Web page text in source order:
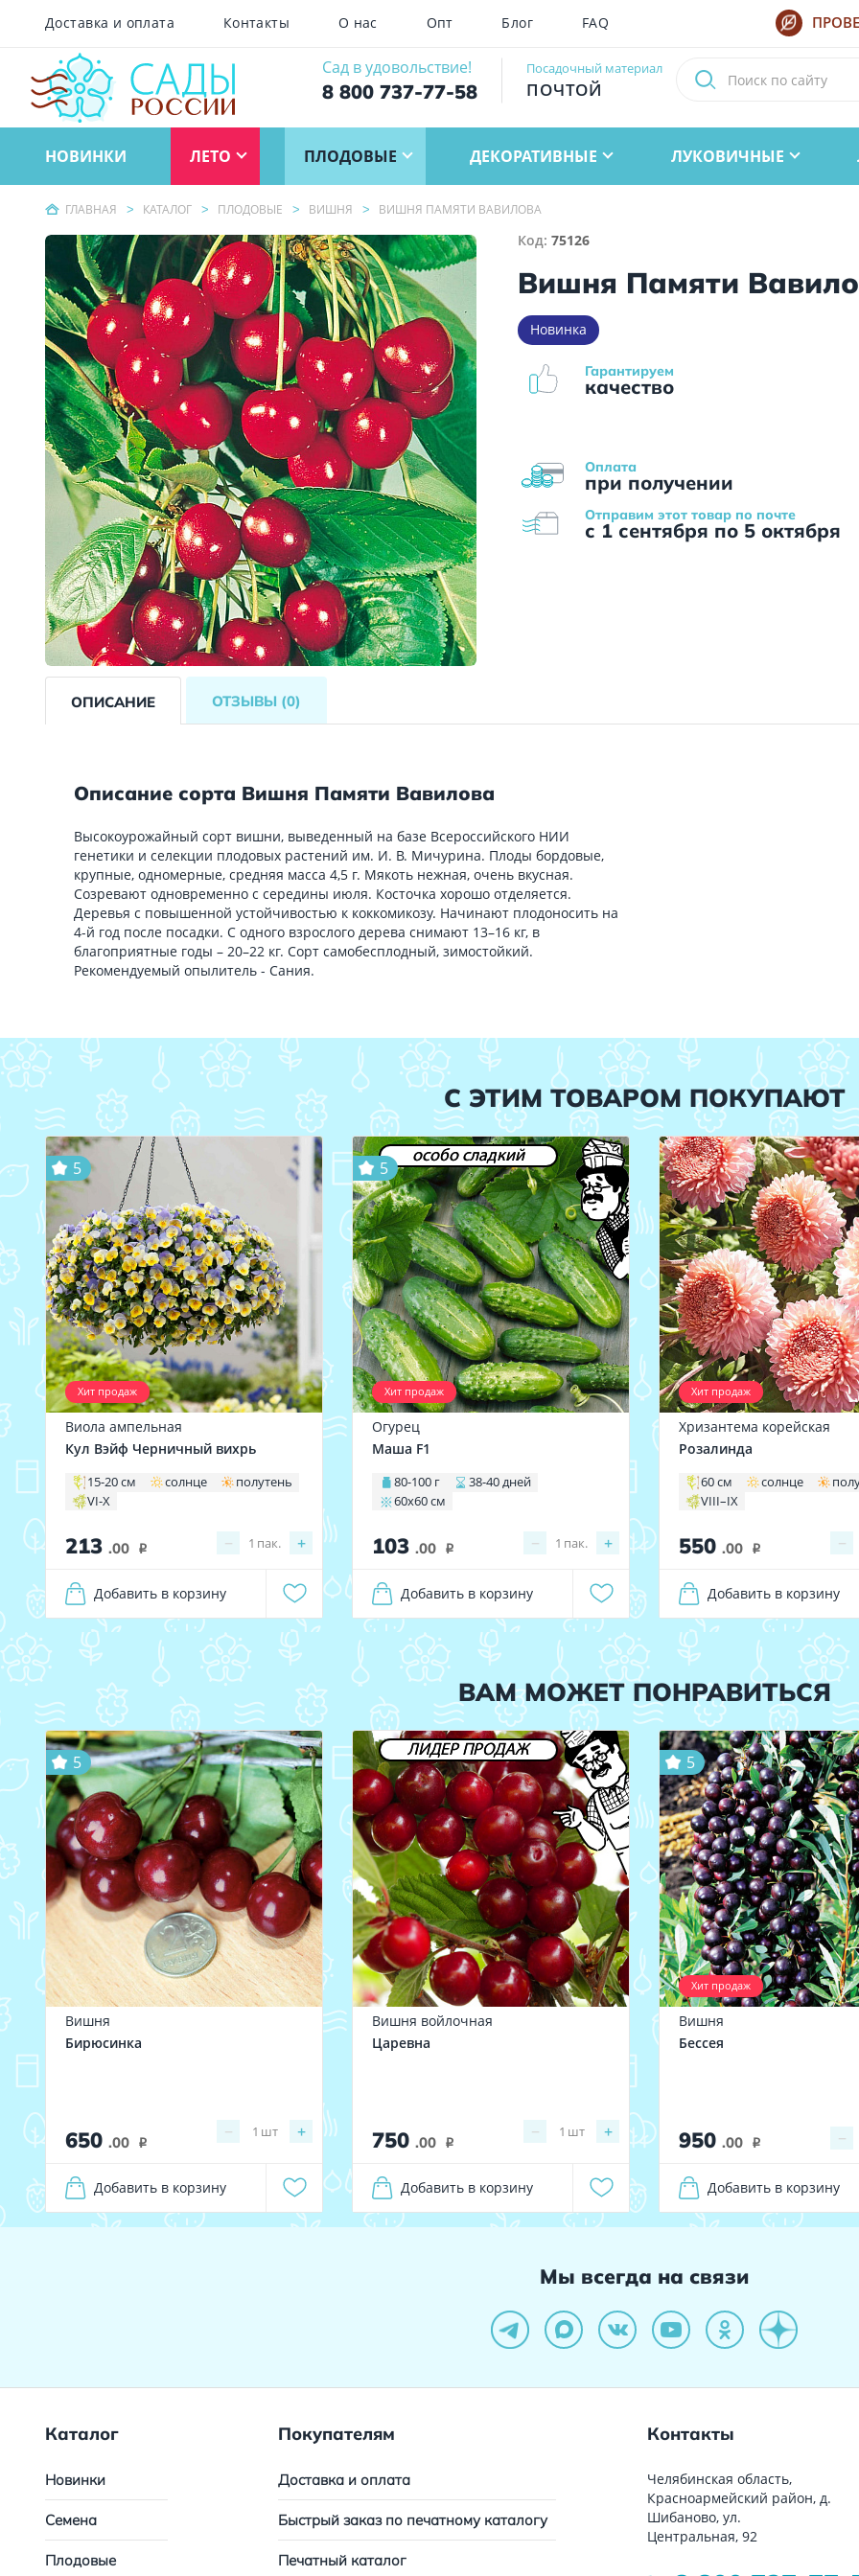
Доставка и оплата Контакты О нас Опт Блог FAQ
Сад в удовольствие!
8 800 737-77-58
Посадочный материал
ПОЧТОЙ
НОВИНКИ ЛЕТО ПЛОДОВЫЕ ДЕКОРАТИВНЫЕ ЛУКОВИЧНЫЕ
ГЛАВНАЯ КАТАЛОГ ПЛОДОВЫЕ ВИШНЯ ВИШНЯ ПАМЯТИ ВАВИЛОВА
Код:75126
Вишня Памяти
Новинка
Оплата
при получении
Гарантируем
качество
Отправим этот товар по почте
с 1 сентября по 5 октября
ОПИСАНИЕ ОТЗЫВЫ (0)
Описание сорта Вишня Памяти Вавилова
Высокоурожайный сорт вишни, выведенный на базе Всероссийского НИИ
генетики и селекции плодовых растений им. И. В. Мичурина. Плоды бордовые,
крупные, одномерные, средняя масса 4,5 г. Мякоть нежная, очень вкусная.
Созревают одновременно с середины июля. Косточка хорошо отделяется.
Деревья с повышенной устойчивостью к коккомикозу. Начинают плодоносить на
4-й год после посадки. С одного взрослого дерева снимают 13–16 кг, в
благоприятные годы – 20–22 кг. Сорт самобесплодный, зимостойкий.
Рекомендуемый опылитель - Сания.
С ЭТИМ ТОВАРОМ ПОКУПАЮТ
Хит продаж
5
Виола ампельная
Кул Вэйф Черничный вихрь
15-20 см солнце
полутень
VI-X
213 .00 i − +
1 пак.
Добавить в корзину
особо сладкий
Хит продаж
5
Огурец
Маша F1
80-100 г
38-40 дней
60х60 см
103 .00 i − +
1 пак.
Добавить в корзину
Хит продаж
Хризантема корейская
Розалинда
60 см солнце
VIII–IX
550 .00 i −
Добавить в корзину
ВАМ МОЖЕТ ПОНРАВИТЬСЯ
5
Вишня
Бирюсинка
650 .00 i
− +
1 шт
Добавить в корзину
ЛИДЕР ПРОДАЖ
Вишня войлочная
Царевна
750 .00 i
− +
1 шт
Добавить в корзину
Хит продаж
5
Вишня
Бессея
950 .00 i −
Добавить в корзину
Мы всегда на связи
Каталог
Новинки
Семена
Плодовые
Покупателям
Доставка и оплата
Быстрый заказ по печатному каталогу
Печатный каталог
Контакты
Челябинская область,
Красноармейский район, д.
Шибаново, ул.
Центральная, 92